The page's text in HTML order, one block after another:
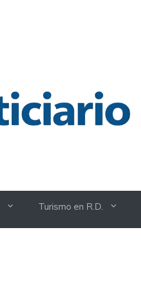
Turismo en R.D.